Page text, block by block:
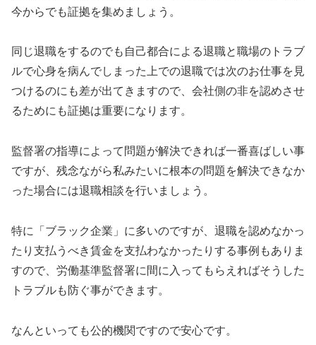
今からでも証拠を集めましょう。
同じ退職をするのでも自己都合による退職と職場のトラブ
ルで心身を病んでしまった上での退職では次のお仕事を見
つけるのにも差が出てきますので、会社側の非を認めさせ
るためにも証拠は重要になります。
監督署の指導によって問題が解決できれば一番喜ばしい事
ですが、残念ながら私みたいに根本の問題を解決できなか
った場合には退職相談を行いましょう。
特に「ブラック企業」に多いのですが、退職を認めなかっ
たり支払うべき賃金を支払わなかったりする事例もありま
すので、労働基準監督署に間に入ってもらえればそうした
トラブルも防ぐ事ができます。
なんといっても公的機関ですので安心です。